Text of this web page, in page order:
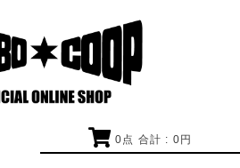
0点 合計 : 0 円